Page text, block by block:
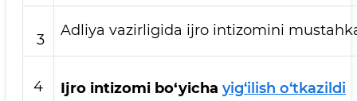
3
Adliya vazirligida ijro intizomini
4 Ijro intizomi bo‘yicha yig‘ilish o‘tkazildi